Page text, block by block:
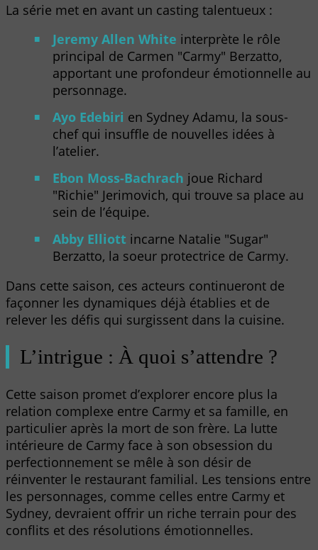
La série met en avant un casting talentueux :
Jeremy Allen White interprète le rôle
principal de Carmen "Carmy" Berzatto,
apportant une profondeur émotionnelle au
personnage.
Ayo Edebiri en Sydney Adamu, la sous-
chef qui insuffle de nouvelles idées à
l’atelier.
Ebon Moss-Bachrach joue Richard
"Richie" Jerimovich, qui trouve sa place au
sein de l’équipe.
Abby Elliott incarne Natalie "Sugar"
Berzatto, la soeur protectrice de Carmy.
Dans cette saison, ces acteurs continueront de
façonner les dynamiques déjà établies et de
relever les défis qui surgissent dans la cuisine.
L’intrigue : À quoi s’attendre ?
Cette saison promet d’explorer encore plus la
relation complexe entre Carmy et sa famille, en
particulier après la mort de son frère. La lutte
intérieure de Carmy face à son obsession du
perfectionnement se mêle à son désir de
réinventer le restaurant familial. Les tensions entre
les personnages, comme celles entre Carmy et
Sydney, devraient offrir un riche terrain pour des
conflits et des résolutions émotionnelles.